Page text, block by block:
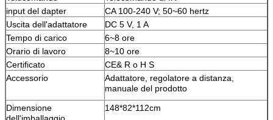
input del dapter
CA 100-240 V; 50~60 hertz
Uscita dell'adattatore
DC 5 V, 1 A
Tempo di carico
6~8 ore
Orario di lavoro
8~10 ore
Certificato
CE& R o H S
Accessorio
Adattatore, regolatore a distanza,
manuale del prodotto
Dimensione
148*82*112cm